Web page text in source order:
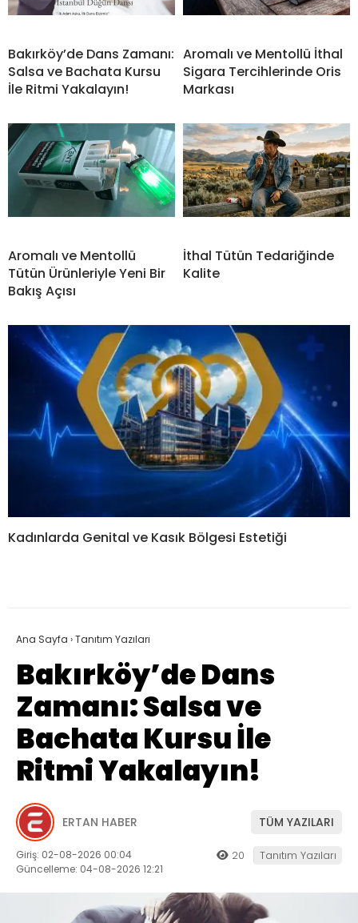
Bakırköy’de Dans Zamanı:
Salsa ve Bachata Kursu
İle Ritmi Yakalayın!
Aromalı ve Mentollü İthal
Sigara Tercihlerinde Oris
Markası
Aromalı ve Mentollü
Tütün Ürünleriyle Yeni Bir
Bakış Açısı
İthal Tütün Tedariğinde
Kalite
Kadınlarda Genital ve Kasık Bölgesi Estetiği
Ana Sayfa ›Tanıtım Yazıları
Bakırköy’de Dans
Zamanı: Salsa ve
Bachata Kursu İle
Ritmi Yakalayın!
ERTAN HABER TÜM YAZILARI
Giriş: 02-08-2026 00:04
Güncelleme: 04-08-2026 12:21
20 Tanıtım Yazıları